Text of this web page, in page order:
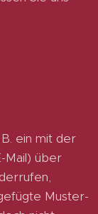
ein mit der
Mail) über
Muster-